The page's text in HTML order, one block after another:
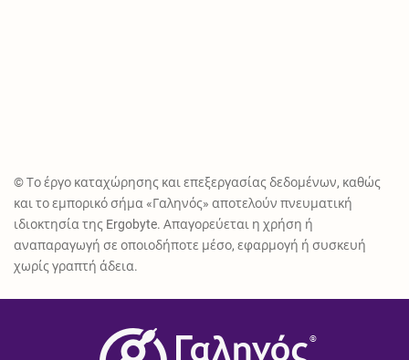
© Το έργο καταχώρησης και επεξεργασίας δεδομένων, καθώς
και το εμπορικό σήμα «Γαληνός» αποτελούν πνευματική
ιδιοκτησία της Ergobyte. Απαγορεύεται η χρήση ή
αναπαραγωγή σε οποιοδήποτε μέσο, εφαρμογή ή συσκευή
χωρίς γραπτή άδεια.
®